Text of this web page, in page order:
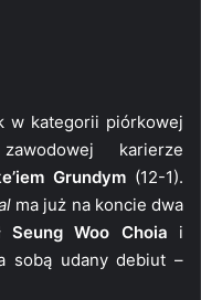
w kategorii piórkowej
karierze
Grundym (12-1).
ma już na koncie dwa
Seung Woo Choia i
sobą udany debiut –